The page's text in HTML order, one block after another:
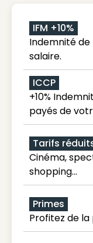
IFM +10%
Indemnité de
salaire.
ICCP
+10%
payés de
Tarifs
Cinéma,
shopping...
Primes
Profitez de